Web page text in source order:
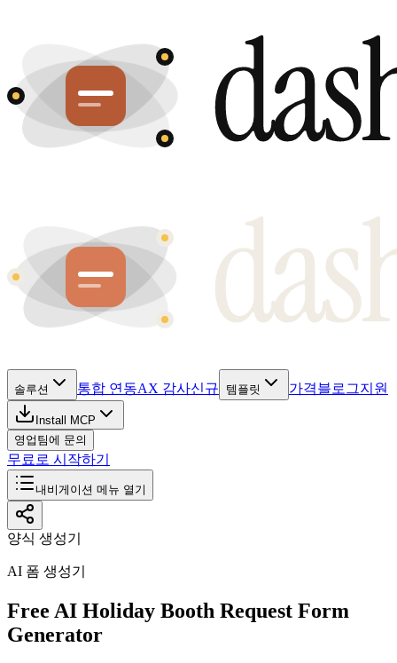
솔루션 통합 연동AX 감사신규 템플릿 가격블로그지원
Install MCP
영업팀에 문의
무료로 시작하기
내비게이션 메뉴 열기
양식 생성기
AI 폼 생성기
Free AI Holiday Booth Request Form
Generator